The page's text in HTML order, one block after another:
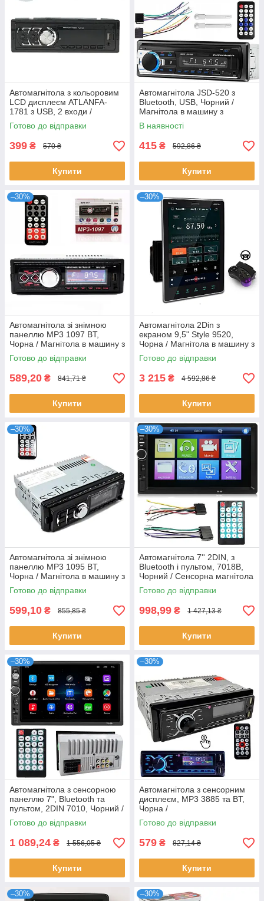
Автомагнітола з кольоровим
LCD дисплеєм ATLANFA-
1781 з USB, 2 входи /
Магнітола в машину з
флешкою
Готово до відправки
399 ₴ 570 ₴
Купити
Автомагнітола JSD-520 з
Bluetooth, USB, Чорний /
Магнітола в машину з
пультом управління /
Магнітофон в авто
В наявності
415 ₴ 592,86 ₴
Купити
–30%
Автомагнітола зі знімною
панеллю MP3 1097 BT,
Чорна / Магнітола в машину з
пультом / Магнітола в
автомобіль
Готово до відправки
589,20 ₴ 841,71 ₴
Купити
–30%
Автомагнітола 2Din з
екраном 9,5" Style 9520,
Чорна / Магнітола в машину з
пультом на кермо /
Магнітофон в авто
Готово до відправки
3 215 ₴ 4 592,86 ₴
Купити
–30%
Автомагнітола зі знімною
панеллю MP3 1095 BT,
Чорна / Магнітола в машину з
пультом
Готово до відправки
599,10 ₴ 855,85 ₴
Купити
–30%
Автомагнітола 7'' 2DIN, з
Bluetooth і пультом, 7018B,
Чорний / Сенсорна магнітола
в машину / Магнітофон в
машину
Готово до відправки
998,99 ₴ 1 427,13 ₴
Купити
–30%
Автомагнітола з сенсорною
панеллю 7", Bluetooth та
пультом, 2DIN 7010, Чорний /
Сенсорна магнітола з
короткою базою
Готово до відправки
1 089,24 ₴ 1 556,05 ₴
Купити
–30%
Автомагнітола з сенсорним
дисплеєм, MP3 3885 та BT,
Чорна /
Багатофункціональний
автомобільний програвач
Готово до відправки
579 ₴ 827,14 ₴
Купити
–30% –30%